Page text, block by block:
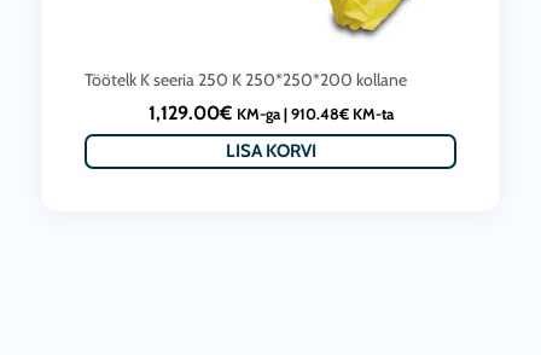
Töötelk K seeria 250 K 250*250*200 kollane
1,129.00€ KM-ga | 910.48€KM-ta
LISA KORVI